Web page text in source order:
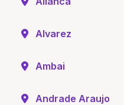
Alvarez
Ambai
Andrade Araujo